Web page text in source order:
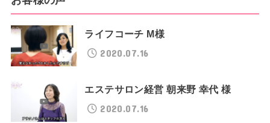
ライフコーチ M様
2020.07.16
エステサロン経営 朝来野 幸代 様
2020.07.16